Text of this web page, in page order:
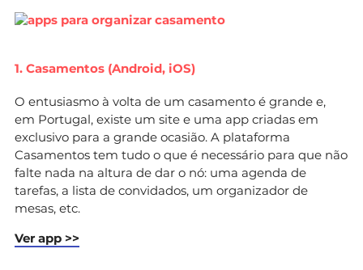
1. Casamentos (Android, iOS)
O entusiasmo à volta de um casamento é grande e,
em Portugal, existe um site e uma app criadas em
exclusivo para a grande ocasião. A plataforma
Casamentos tem tudo o que é necessário para que não
falte nada na altura de dar o nó: uma agenda de
tarefas, a lista de convidados, um organizador de
mesas, etc.
Ver app >>